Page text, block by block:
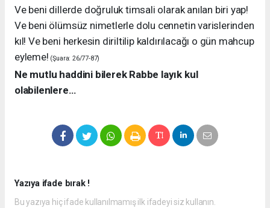
Ve beni dillerde doğruluk timsali olarak anılan biri yap!
Ve beni ölümsüz nimetlerle dolu cennetin varislerinden
kıl! Ve beni herkesin diriltilip kaldırılacağı o gün mahcup
eyleme! (Şuara: 26/77-87)
Ne mutlu haddini bilerek Rabbe layık kul
olabilenlere…
Yazıya ifade bırak !
Bu yazıya hiç ifade kullanılmamış ilk ifadeyi siz kullanın.